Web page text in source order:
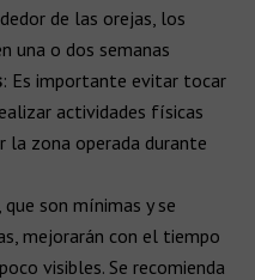
de las orejas, los
una o dos semanas
: Es importante evitar tocar
actividades físicas
la zona operada durante
que son mínimas y se
mejorarán con el tiempo
visibles. Se recomienda